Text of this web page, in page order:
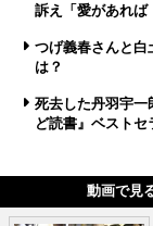
訴え「愛があれ
つげ義春さんと
は？
死去した丹羽宇
ど読書』ベストセ
動画で見